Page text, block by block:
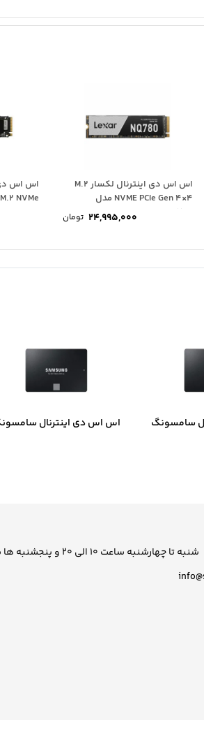
اس اس دی اینترنال لکسار M.2
NVME PCIe Gen 4×4 مدل
24,995,000 تومان
اس اس
سامسونگ
اس اس دی اینترنال
شنبه تا چهارشنبه ساعت 10 الی 20 و پنجشنبه ها ساعت 10 الی 17 پاسخگوی شما هستیم.